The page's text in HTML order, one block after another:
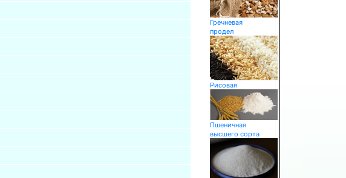
Гречневая
продел
Рисовая
Пшеничная
высшего сорта